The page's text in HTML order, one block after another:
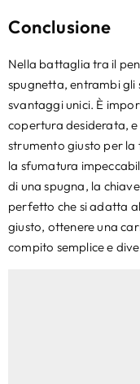
Conclusione
Nella battaglia tra il
spugnetta, entrambi gli
svantaggi unici. È
copertura desiderata,
strumento giusto per la
la sfumatura
di una spugna, la
perfetto che si adatta
giusto, ottenere una
compito semplice e